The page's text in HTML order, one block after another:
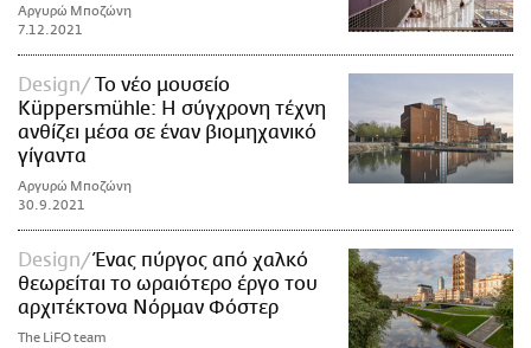
Αργυρώ Μποζώνη
7.12.2021
Design
Το νέο μουσείο
Küppersmühle: Η σύγχρονη τέχνη
ανθίζει μέσα σε έναν βιομηχανικό
γίγαντα
Αργυρώ Μποζώνη
30.9.2021
Design
Ένας πύργος από χαλκό
θεωρείται το ωραιότερο έργο του
αρχιτέκτονα Νόρμαν Φόστερ
The LiFO team